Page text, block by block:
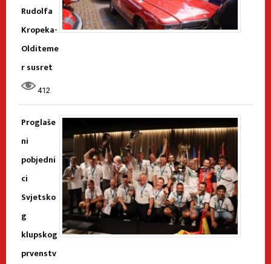
Rudolfa
Kropeka-
Olditeme
r susret
412
Proglaše
ni
pobjedni
ci
Svjetsko
g
klupskog
prvenstv